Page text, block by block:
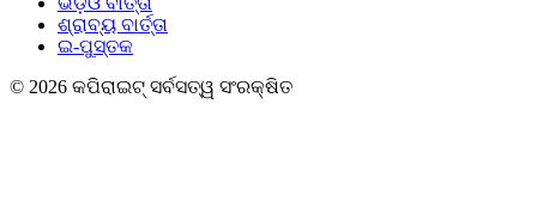
ଶ୍ରାବ୍ୟ ବାର୍ତ୍ତା
ଇ-ପୁସ୍ତକ
© 2026 କପିରାଇଟ୍ ସର୍ବସତ୍ୱ ସଂରକ୍ଷିତ